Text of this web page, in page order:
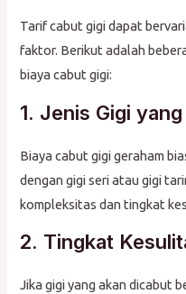
Tarif cabut gigi dapat
faktor. Berikut adalah
biaya cabut gigi:
1. Jenis Gigi
Biaya cabut gigi geraham
dengan gigi seri atau gigi
kompleksitas dan tingkat
2. Tingkat
Jika gigi yang akan dicabut